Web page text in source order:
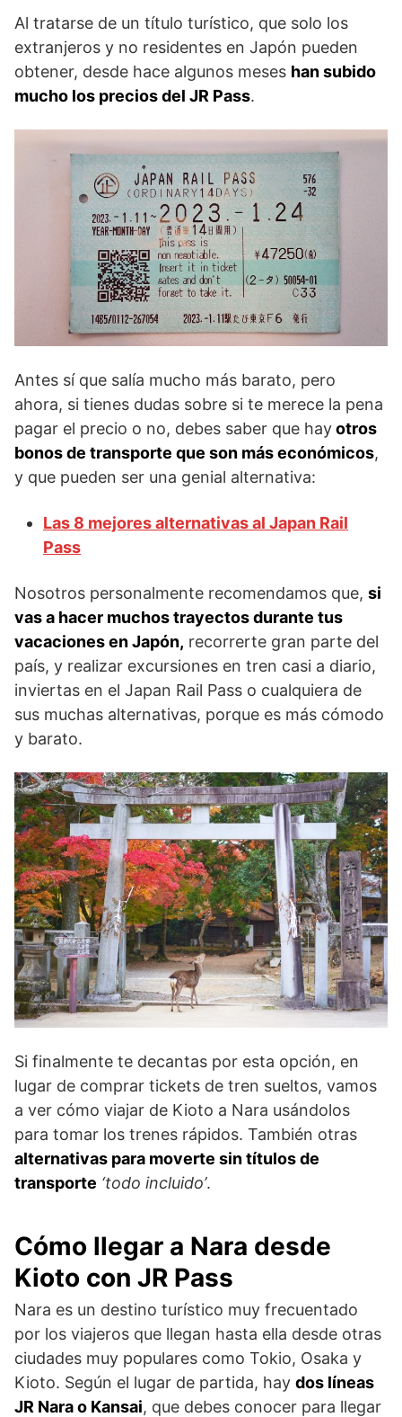
Al tratarse de un título turístico, que solo los
extranjeros y no residentes en Japón pueden
obtener, desde hace algunos meses han subido
mucho los precios del JR Pass.
Antes sí que salía mucho más barato, pero
ahora, si tienes dudas sobre si te merece la pena
pagar el precio o no, debes saber que hayotros
bonos de transporte que son más económicos,
y que pueden ser una genial alternativa:
Las 8 mejores alternativas al Japan Rail
Pass
Nosotros personalmente recomendamos que, si
vas a hacer muchos trayectos durante tus
vacaciones en Japón, recorrerte gran parte del
país, y realizar excursiones en tren casi a diario,
inviertas en el Japan Rail Pass o cualquiera de
sus muchas alternativas, porque es más cómodo
y barato.
Si finalmente te decantas por esta opción, en
lugar de comprar tickets de tren sueltos, vamos
a ver cómo viajar de Kioto a Nara usándolos
para tomar los trenes rápidos. También otras
alternativas para moverte sin títulos de
transporte ‘todo incluido’.
Cómo llegar a Nara desde
Kioto con JR Pass
Nara es un destino turístico muy frecuentado
por los viajeros que llegan hasta ella desde otras
ciudades muy populares como Tokio, Osaka y
Kioto. Según el lugar de partida, hay dos líneas
JR Nara o Kansai, que debes conocer para llegar